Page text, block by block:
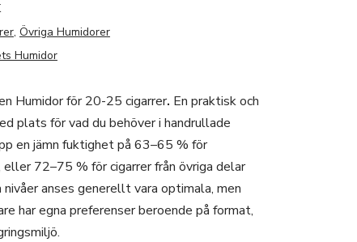
, Övriga Humidorer
Humidor
Humidor för 20-25 cigarrer. En praktisk och
plats för vad du behöver i handrullade
en jämn fuktighet på 63–65 % för
eller 72–75 % för cigarrer från övriga delar
nivåer anses generellt vara optimala, men
har egna preferenser beroende på format,